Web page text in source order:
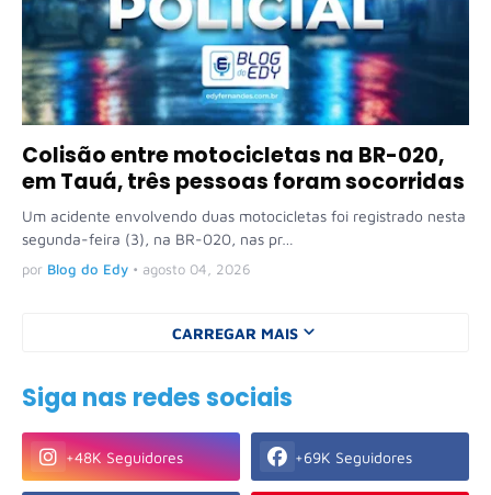
Colisão entre motocicletas na BR-020,
em Tauá, três pessoas foram socorridas
Um acidente envolvendo duas motocicletas foi registrado nesta
segunda-feira (3), na BR-020, nas pr…
por Blog do Edy • agosto 04, 2026
CARREGAR MAIS
Siga nas redes sociais
+48K Seguidores +69K Seguidores